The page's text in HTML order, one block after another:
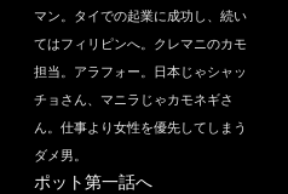
マン。タイでの起業に成功し、続い
てはフィリピンへ。クレマニのカモ
担当。アラフォー。日本じゃシャッ
チョさん、マニラじゃカモネギさ
ん。仕事より女性を優先してしまう
ダメ男。
ポット第一話へ